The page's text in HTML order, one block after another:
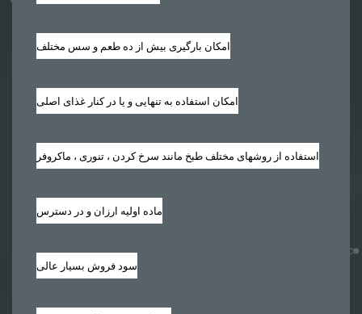
امکان بارگیری بیش از ده طعم و سس مختلف
امکان استفاده به تنهایی و یا در کنار غذای اصلی
استفاده از روشهای مختلف طبخ مانند سرخ کردن ، تنوری ، ماکروفر
ماده اولیه ارزان و در دسترس
سود فروش بسیار عالی